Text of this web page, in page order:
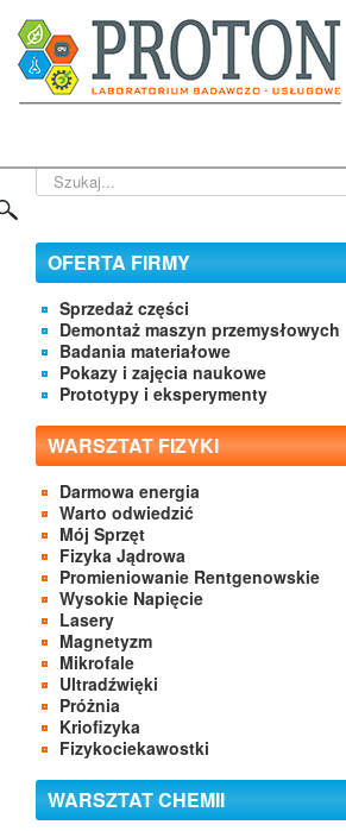
Kontakt
Szukaj...
OFERTA FIRMY
Sprzedaż części
Demontaż maszyn przemysłowych
Badania materiałowe
Pokazy i zajęcia naukowe
Prototypy i eksperymenty
WARSZTAT FIZYKI
Darmowa energia
Warto odwiedzić
Mój Sprzęt
Fizyka Jądrowa
Promieniowanie Rentgenowskie
Wysokie Napięcie
Lasery
Magnetyzm
Mikrofale
Ultradźwięki
Próżnia
Kriofizyka
Fizykociekawostki
WARSZTAT CHEMII